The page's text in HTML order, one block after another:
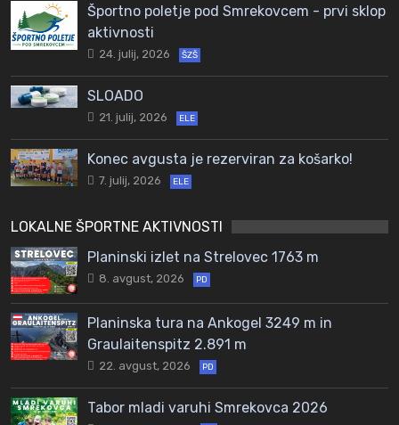
Športno poletje pod Smrekovcem - prvi sklop
aktivnosti
24. julij, 2026 ŠZŠ
SLOADO
21. julij, 2026 ELE
Konec avgusta je rezerviran za košarko!
7. julij, 2026 ELE
LOKALNE ŠPORTNE AKTIVNOSTI
Planinski izlet na Strelovec 1763 m
8. avgust, 2026 PD
Planinska tura na Ankogel 3249 m in
Graulaitenspitz 2.891 m
22. avgust, 2026 PD
Tabor mladi varuhi Smrekovca 2026